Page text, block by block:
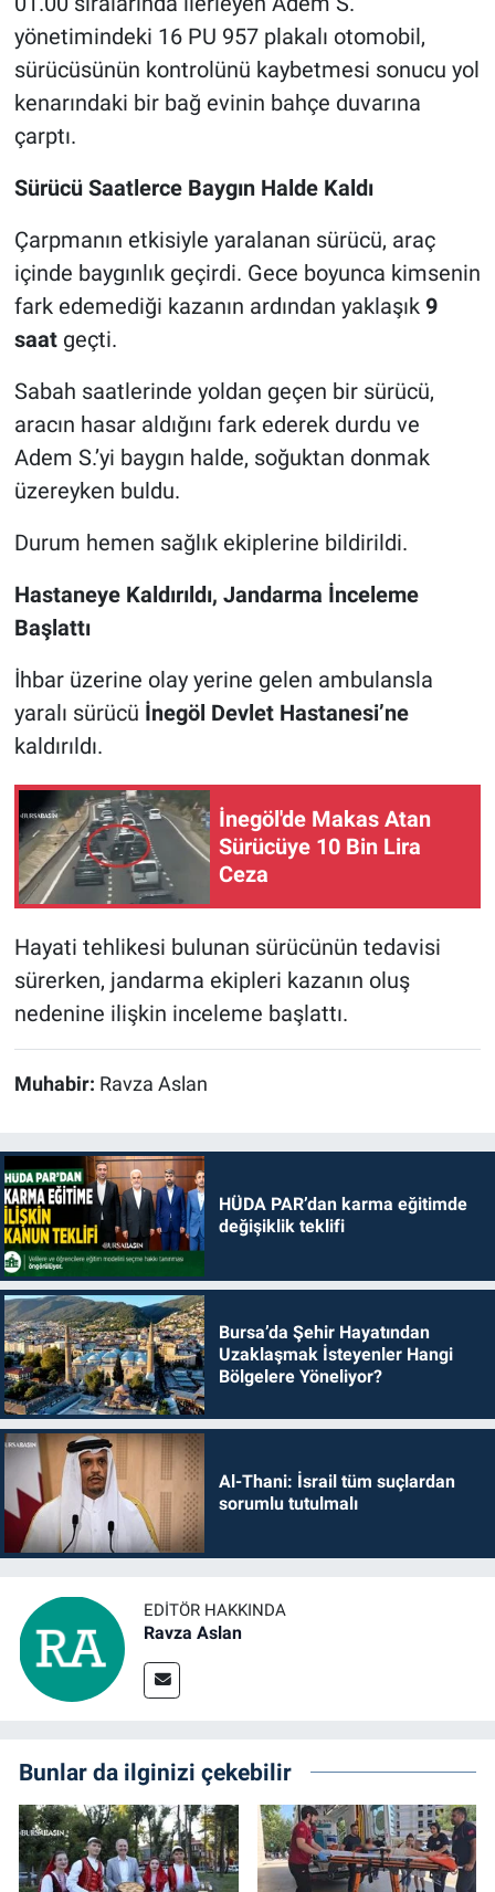
yönetimindeki 16 PU 957 plakalı otomobil,
sürücüsünün kontrolünü kaybetmesi sonucu yol
kenarındaki bir bağ evinin bahçe duvarına
çarptı.
Sürücü Saatlerce Baygın Halde Kaldı
Çarpmanın etkisiyle yaralanan sürücü, araç
içinde baygınlık geçirdi. Gece boyunca kimsenin
fark edemediği kazanın ardından yaklaşık 9
saatgeçti.
Sabah saatlerinde yoldan geçen bir sürücü,
aracın hasar aldığını fark ederek durdu ve
Adem S.’yi baygın halde, soğuktan donmak
üzereyken buldu.
Durum hemen sağlık ekiplerine bildirildi.
Hastaneye Kaldırıldı, Jandarma İnceleme
Başlattı
İhbar üzerine olay yerine gelen ambulansla
yaralı sürücü İnegöl Devlet Hastanesi’ne
kaldırıldı.
İnegöl'de Makas Atan
Sürücüye 10 Bin Lira
Ceza
Hayati tehlikesi bulunan sürücünün tedavisi
sürerken, jandarma ekipleri kazanın oluş
nedenine ilişkin inceleme başlattı.
Muhabir: Ravza Aslan
HÜDA PAR’dan karma eğitimde
değişiklik teklifi
Bursa’da Şehir Hayatından
Uzaklaşmak İsteyenler Hangi
Bölgelere Yöneliyor?
Al-Thani: İsrail tüm suçlardan
sorumlu tutulmalı
EDITÖR HAKKINDA
Ravza Aslan
Bunlar da ilginizi çekebilir